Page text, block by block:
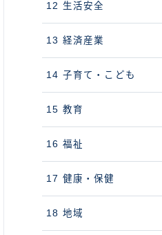
12 生活安全
13 経済産業
14 子育て・こども
15 教育
16 福祉
17 健康・保健
18 地域